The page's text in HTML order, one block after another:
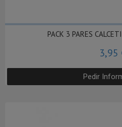
PACK 3 PARES
3,95
Pedir